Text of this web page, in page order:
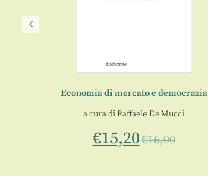
Economia di mercato e democrazia
a cura diRaffaele De Mucci
€15,20€16,00